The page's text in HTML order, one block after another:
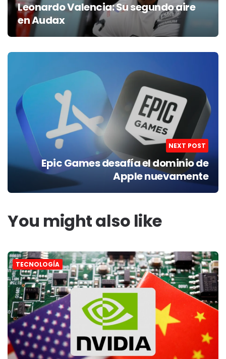
Leonardo Valencia: Su segundo aire
en Audax
NEXT POST
Epic Games desafía el dominio de
Apple nuevamente
You might also like
TECNOLOGÍA